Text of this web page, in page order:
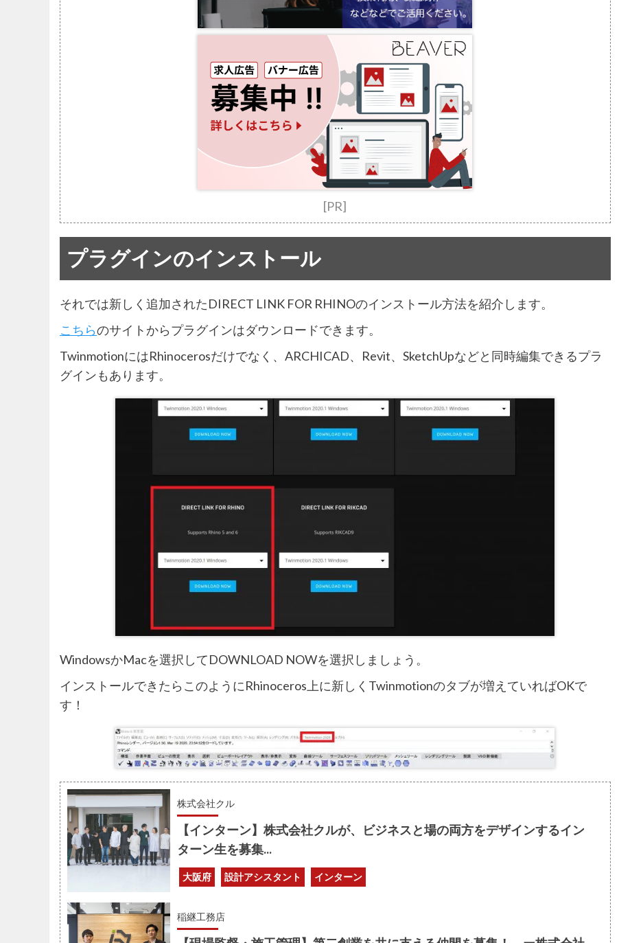
[PR]
プラグインのインストール
それでは新しく追加されたDIRECT LINK FOR RHINOのインストール方法を紹介します。
こちらのサイトからプラグインはダウンロードできます。
TwinmotionにはRhinocerosだけでなく、ARCHICAD、Revit、SketchUpなどと同時編集できるプラ
グインもあります。
WindowsかMacを選択してDOWNLOAD NOWを選択しましょう。
インストールできたらこのようにRhinoceros上に新しくTwinmotionのタブが増えていればOKで
す！
株式会社クル
【インターン】株式会社クルが、ビジネスと場の両方をデザインするイン
ターン生を募集...
大阪府 設計アシスタント インターン
稲継工務店